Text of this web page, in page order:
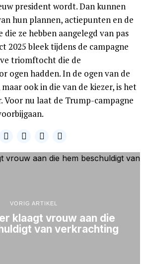
president wordt. Dan kunnen
hun plannen, actiepunten en de
die ze hebben aangelegd van pas
2025 bleek tijdens de campagne
triomftocht die de
ogen hadden. In de ogen van de
ook in die van de kiezer, is het
Voor nu laat de Trump-campagne
VORIG ARTIKEL
klaagt vrouw aan die
van verkrachting